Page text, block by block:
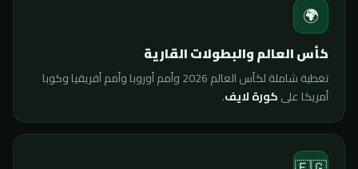
🌍
كأس العالم والبطولات القارية
تغطية شاملة لكأس العالم 2026 وأمم أوروبا وأمم أفريقيا وكوبا
أمريكا علىكورة لايف.